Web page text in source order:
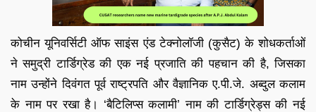
कोचीन यूनिवर्सिटी ऑफ साइंस एंड टेक्नोलॉजी (कुसैट) के शोधकर्ताओं
ने समुद्री टार्डिग्रेड की एक नई प्रजाति की पहचान की है, जिसका
नाम उन्होंने दिवंगत पूर्व राष्ट्रपति और वैज्ञानिक ए.पी.जे. अब्दुल कलाम
के नाम पर रखा है। ‘बैटिलिप्स कलामी’ नाम की टार्डिग्रेड्स की नई